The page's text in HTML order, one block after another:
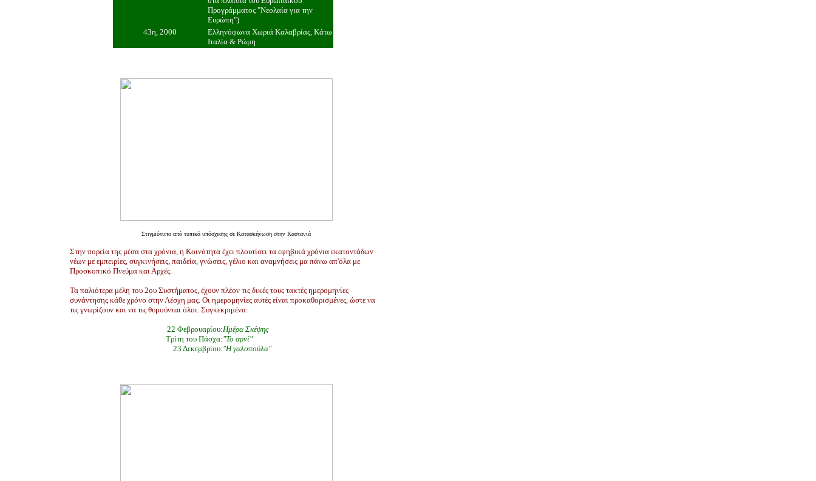
Προγράμματος "Νεολαία για την
Ευρώπη")
43η, 2000
Ελληνόφωνα Χωριά Καλαβρίας, Κάτω
Ιταλία & Ρώμη
Στιγμιότυπο από τυπικά υπόσχεσης σε Κατασκήνωση στην Καστανιά
Στην πορεία της μέσα στα χρόνια, η Κοινότητα έχει πλουτίσει τα εφηβικά χρόνια εκατοντάδων
νέων με εμπειρίες, συγκινήσεις, παιδεία, γνώσεις, γέλιο και αναμνήσεις μα πάνω απ'όλα με
Προσκοπικό Πνεύμα και Αρχές.
Τα παλιότερα μέλη του 2ου Συστήματος, έχουν πλέον τις δικές τους τακτές ημερομηνίες
συνάντησης κάθε χρόνο στην Λέσχη μας. Οι ημερομηνίες αυτές είναι προκαθορισμένες, ώστε να
τις γνωρίζουν και να τις θυμούνται όλοι. Συγκεκριμένα:
22 Φεβρουαρίου:Ημέρα Σκέψης
Τρίτη του Πάσχα:"Το αρνί"
23 Δεκεμβρίου:"Η γαλοπούλα"